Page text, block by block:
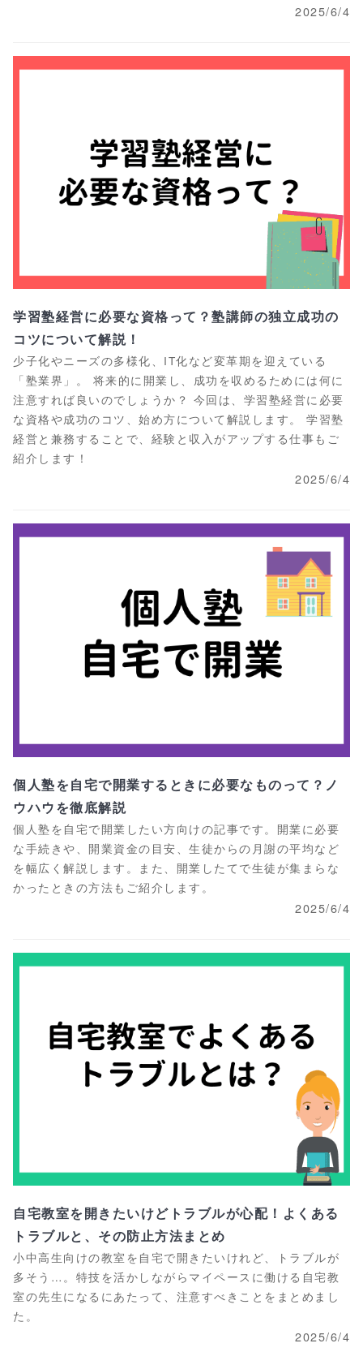
2025/6/4
学習塾経営に必要な資格って？塾講師の独立成功の
コツについて解説！
少子化やニーズの多様化、IT化など変革期を迎えている
「塾業界」。 将来的に開業し、成功を収めるためには何に
注意すれば良いのでしょうか？ 今回は、学習塾経営に必要
な資格や成功のコツ、始め方について解説します。 学習塾
経営と兼務することで、経験と収入がアップする仕事もご
紹介します！
2025/6/4
個人塾を自宅で開業するときに必要なものって？ノ
ウハウを徹底解説
個人塾を自宅で開業したい方向けの記事です。開業に必要
な手続きや、開業資金の目安、生徒からの月謝の平均など
を幅広く解説します。また、開業したてで生徒が集まらな
かったときの方法もご紹介します。
2025/6/4
自宅教室を開きたいけどトラブルが心配！よくある
トラブルと、その防止方法まとめ
小中高生向けの教室を自宅で開きたいけれど、トラブルが
多そう…。特技を活かしながらマイペースに働ける自宅教
室の先生になるにあたって、注意すべきことをまとめまし
た。
2025/6/4